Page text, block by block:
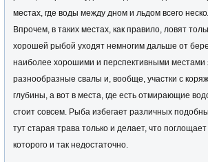
местах, где воды между дном и льдом всего
Впрочем, в таких местах, как правило, ловят
хорошей рыбой уходят немногим дальше от
наиболее хорошими и перспективными местами
разнообразные свалы и, вообще, участки с
глубины, а вот в места, где есть отмирающие
стоит совсем. Рыба избегает различных
тут старая трава только и делает, что
которого и так недостаточно.